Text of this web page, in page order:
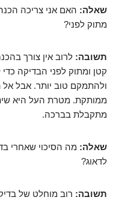
שאלה: האם אני צריכה
מתוק לפני?
תשובה: לרוב אין צורך
קטן ומתוק לפני הבדיקה כדי
ולהתמקם טוב יותר. אבל אל
ממותקת. מטרת העל היא
מתקבלת בברכה.
שאלה: מה הסיכוי שאחרי
לדאוג?
תשובה: רוב מוחלט של